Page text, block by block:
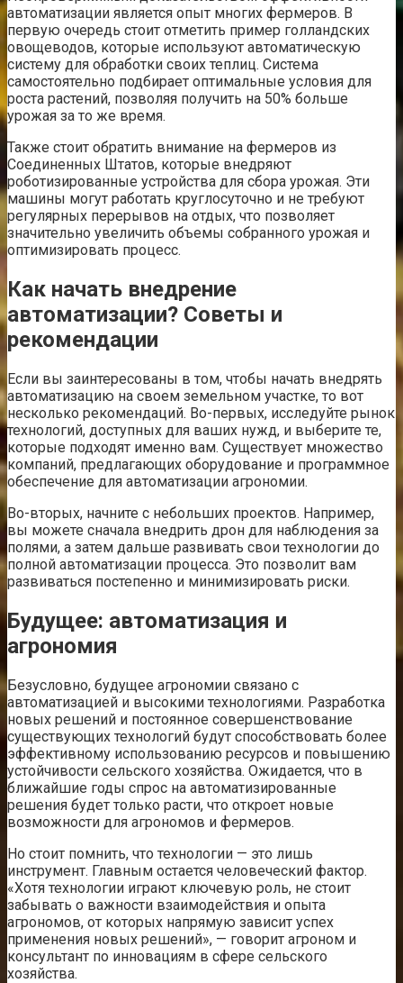
автоматизации является опыт многих фермеров. В
первую очередь стоит отметить пример голландских
овощеводов, которые используют автоматическую
систему для обработки своих теплиц. Система
самостоятельно подбирает оптимальные условия для
роста растений, позволяя получить на 50% больше
урожая за то же время.
Также стоит обратить внимание на фермеров из
Соединенных Штатов, которые внедряют
роботизированные устройства для сбора урожая. Эти
машины могут работать круглосуточно и не требуют
регулярных перерывов на отдых, что позволяет
значительно увеличить объемы собранного урожая и
оптимизировать процесс.
Как начать внедрение
автоматизации? Советы и
рекомендации
Если вы заинтересованы в том, чтобы начать внедрять
автоматизацию на своем земельном участке, то вот
несколько рекомендаций. Во-первых, исследуйте рынок
технологий, доступных для ваших нужд, и выберите те,
которые подходят именно вам. Существует множество
компаний, предлагающих оборудование и программное
обеспечение для автоматизации агрономии.
Во-вторых, начните с небольших проектов. Например,
вы можете сначала внедрить дрон для наблюдения за
полями, а затем дальше развивать свои технологии до
полной автоматизации процесса. Это позволит вам
развиваться постепенно и минимизировать риски.
Будущее: автоматизация и
агрономия
Безусловно, будущее агрономии связано с
автоматизацией и высокими технологиями. Разработка
новых решений и постоянное совершенствование
существующих технологий будут способствовать более
эффективному использованию ресурсов и повышению
устойчивости сельского хозяйства. Ожидается, что в
ближайшие годы спрос на автоматизированные
решения будет только расти, что откроет новые
возможности для агрономов и фермеров.
Но стоит помнить, что технологии — это лишь
инструмент. Главным остается человеческий фактор.
«Хотя технологии играют ключевую роль, не стоит
забывать о важности взаимодействия и опыта
агрономов, от которых напрямую зависит успех
применения новых решений», — говорит агроном и
консультант по инновациям в сфере сельского
хозяйства.